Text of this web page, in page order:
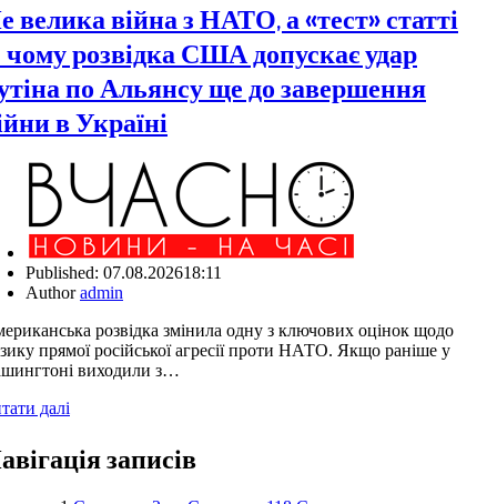
велика війна з НАТО, а «тест» статті
чому розвідка США допускає удар
по Альянсу ще до завершення
в Україні
Published: 07.08.202618:11
Authoradmin
розвідка змінила одну з ключових оцінок щодо
прямої російської агресії проти НАТО. Якщо раніше у
виходили з…
далі
записів